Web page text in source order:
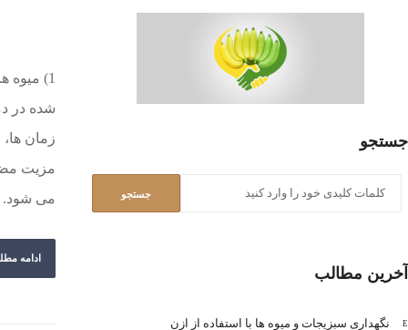
شده در
مزيت
می شود.
ادامه
جستجو
آخرین مطالب
نگهداری سبزیجات و میوه ها با استفاده از ازن